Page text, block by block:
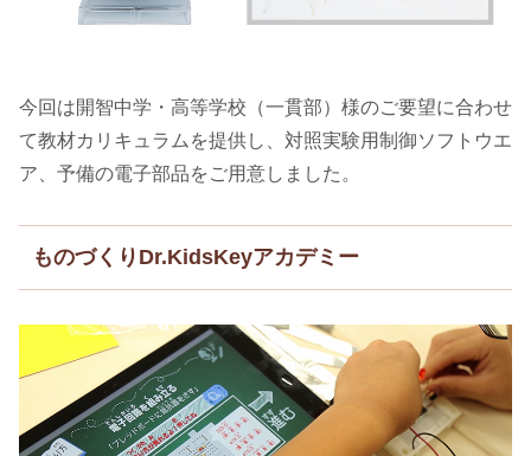
今回は開智中学・高等学校（一貫部）様のご要望に合わせ
て教材カリキュラムを提供し、対照実験用制御ソフトウエ
ア、予備の電子部品をご用意しました。
ものづくりDr.KidsKeyアカデミー